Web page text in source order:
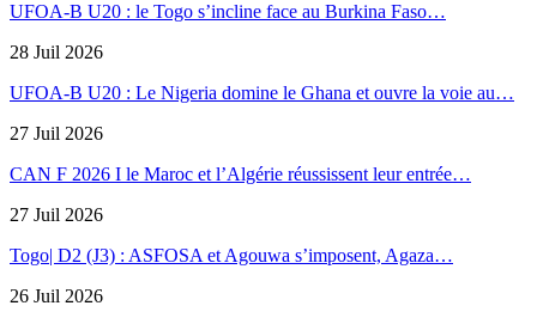
UFOA-B U20 : le Togo s’incline face au Burkina Faso…
28 Juil 2026
UFOA-B U20 : Le Nigeria domine le Ghana et ouvre la voie au…
27 Juil 2026
CAN F 2026 I le Maroc et l’Algérie réussissent leur entrée…
27 Juil 2026
Togo| D2 (J3) : ASFOSA et Agouwa s’imposent, Agaza…
26 Juil 2026